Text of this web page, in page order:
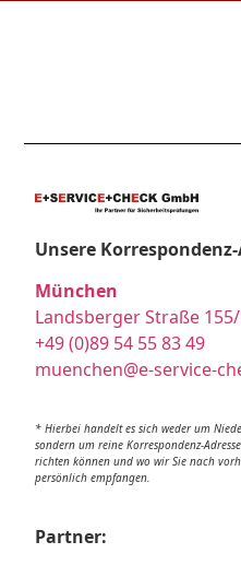
Unsere
München
Landsberger Straße
+49 (0)89 54 55 83 49
muenchen@e-service-
* Hierbei handelt es sich weder um
sondern um reine Korrespondenz-
richten können und wo wir Sie nach
persönlich empfangen.
Partner: